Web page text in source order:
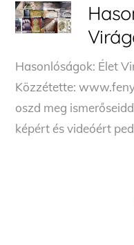
Hasonlóságok: Élet
Közzétette:
oszd meg
képért és videóért